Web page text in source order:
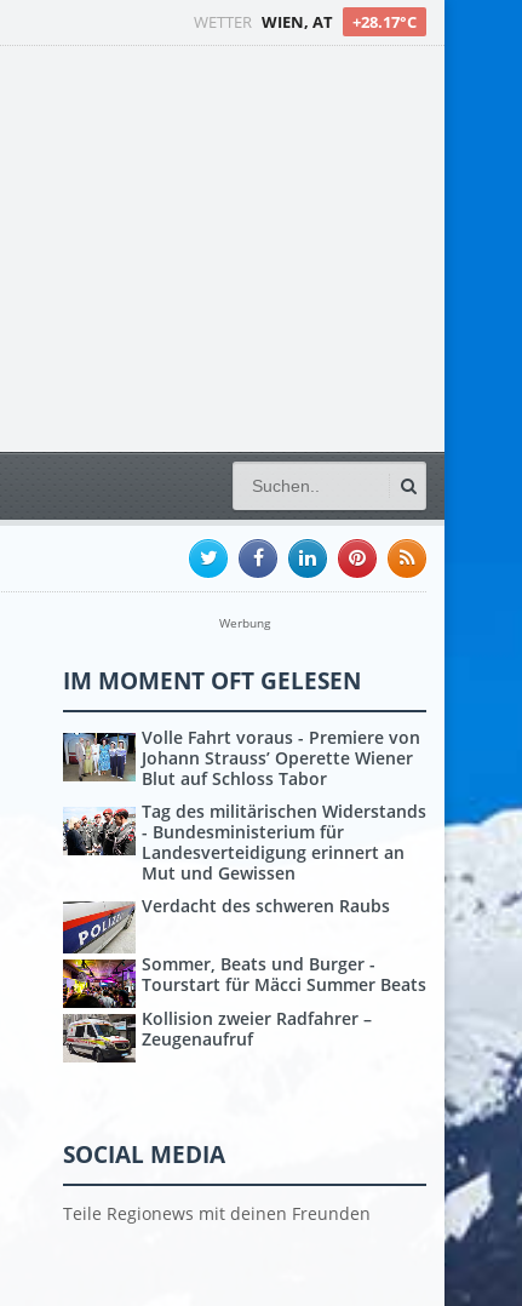
WETTER WIEN, AT +28.17°C
Werbung
IM MOMENT OFT GELESEN
Volle Fahrt voraus - Premiere von
Johann Strauss’ Operette Wiener
Blut auf Schloss Tabor
Tag des militärischen Widerstands
- Bundesministerium für
Landesverteidigung erinnert an
Mut und Gewissen
Verdacht des schweren Raubs
Sommer, Beats und Burger -
Tourstart für Mäcci Summer Beats
Kollision zweier Radfahrer –
Zeugenaufruf
SOCIAL MEDIA
Teile Regionews mit deinen Freunden